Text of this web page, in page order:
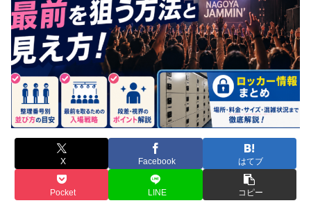
X Facebook はてブ
Pocket LINE コピー